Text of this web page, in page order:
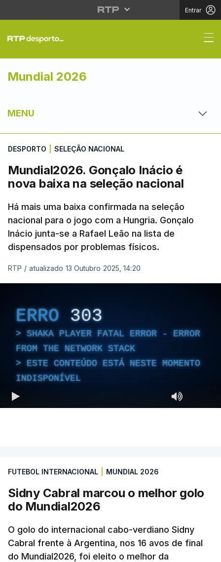
Entrar
Mundial2026.
Mundial 2026
MENU
DESPORTO SELEÇÃO NACIONAL
Mundial2026. Gonçalo Inácio é
nova baixa na seleção nacional
Há mais uma baixa confirmada na seleção
nacional para o jogo com a Hungria. Gonçalo
Inácio junta-se a Rafael Leão na lista de
dispensados por problemas físicos.
RTP / atualizado 13 Outubro 2025, 14:20
ERRO 303
SHAKA PLAYER FATAL ERROR - ERROR
FROM THE NETWORK STACK
ESTE CONTEÚDO ESTÁ NESTE MOMENTO
INDISPONÍVEL
FUTEBOL INTERNACIONAL MUNDIAL 2026
Sidny Cabral marcou o melhor golo
do Mundial2026
O golo do internacional cabo-verdiano Sidny
Cabral frente à Argentina, nos 16 avos de final
do Mundial2026, foi eleito o melhor da